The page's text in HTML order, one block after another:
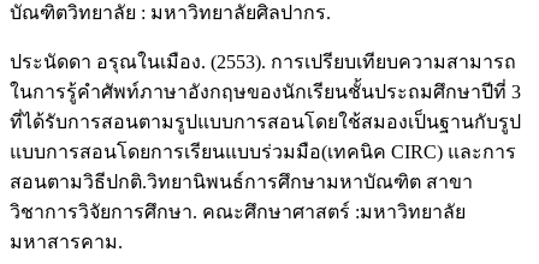
บัณฑิตวิทยาลัย : มหาวิทยาลัยศิลปากร.
ประนัดดา อรุณในเมือง. (2553). การเปรียบเทียบความสามารถ
ในการรู้คำศัพท์ภาษาอังกฤษของนักเรียนชั้นประถมศึกษาปีที่ 3
ที่ได้รับการสอนตามรูปแบบการสอนโดยใช้สมองเป็นฐานกับรูป
แบบการสอนโดยการเรียนแบบร่วมมือ(เทคนิค CIRC) และการ
สอนตามวิธีปกติ.วิทยานิพนธ์การศึกษามหาบัณฑิต สาขา
วิชาการวิจัยการศึกษา. คณะศึกษาศาสตร์ :มหาวิทยาลัย
มหาสารคาม.